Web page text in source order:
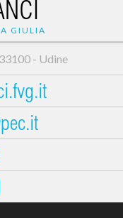
GIULIA
- Udine